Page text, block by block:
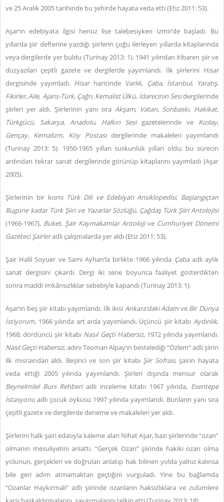
ve 25 Aralık 2005 tarihinde bu şehirde hayata veda etti (Etiz 2011: 53).
Aşar’ın edebiyata ilgisi henüz lise talebesiyken İzmir’de başladı. Bu
yıllarda şiir defterine yazdığı şiirlerin çoğu ilerleyen yıllarda kitaplarında
veya dergilerde yer buldu (Turinay 2013: 1). 1941 yılından itibaren şiir ve
düzyazıları çeşitli gazete ve dergilerde yayımlandı. İlk şiirlerini Hisar
dergisinde yayımladı. Hisar haricinde Varlık, Çaba, İstanbul, Yaratış,
Fikirler,Aile, Ajans-Türk, Çağrı, Kemalist Ülkü, İdarecinin Sesidergilerinde
şiirleri yer aldı. Şiirlerinin yanı sıra Akşam, Vatan, Sonbaskı, Hakikat,
Türkgücü, Sakarya, Anadolu, Halkın Sesi gazetelerinde ve Kızılay,
Gençay, Kemalizm, Köy Postasıdergilerinde makaleleri yayımlandı
(Turinay 2013: 5). 1950-1965 yılları suskunluk yılları oldu; bu sürecin
ardından tekrar sanat dergilerinde görünüp kitaplarını yayımladı (Aşar
2005).
Şiirlerinin bir kısmı Türk Dili ve Edebiyatı Ansiklopedisi, Başlangıçtan
Bugüne kadar Türk Şiiri ve Yazarlar Sözlüğü, Çağdaş Türk Şiiri Antolojisi
(1966-1967), Buket, Şair Kaymakamlar Antolojive Cumhuriyet Dönemi
Gazeteci Şairleradlı çalışmalarda yer aldı (Etiz 2011: 53).
Şair Halil Soyuer ve Sami Ayhan’la birlikte 1966 yılında Çabaadlı aylık
sanat dergisini çıkardı. Dergi iki sene boyunca faaliyet gösterdikten
sonra maddi imkânsızlıklar sebebiyle kapandı (Turinay 2013: 1).
Aşar’ın beş şiir kitabı yayımlandı. İlk ikisi Ankara’daki Adamve Bir Dünya
İstiyorum, 1966 yılında art arda yayımlandı. Üçüncü şiir kitabı Aydınlık,
1968; dördüncü şiir kitabı Nasıl Geçti Habersiz, 1972 yılında yayımlandı.
Nasıl Geçti Habersiz, adını Teoman Alpay’ın bestelediği “Özlem” adlı şiirin
ilk mısraından aldı. Beşinci ve son şiir kitabı Şiir Sofrası, şairin hayata
veda ettiği 2005 yılında yayımlandı. Şiirleri dışında mensur olarak
Beynelmilel Burs Rehberiadlı inceleme kitabı 1967 yılında, Esentepe
İstasyonuadlı çocuk öyküsü 1997 yılında yayımlandı. Bunların yanı sıra
çeşitli gazete ve dergilerde deneme ve makaleleri yer aldı.
Şiirlerini halk şairi edasıyla kaleme alan Nihat Aşar, bazı şiirlerinde “ozan”
olmanın mesuliyetini anlattı. “Gerçek Ozan” şiirinde hakiki ozan olma
yolunun, gerçekleri ve doğruları anlatıp hak bilinen yolda yalnız kalınsa
bile geri adım atmamaktan geçtiğini vurguladı. Yine bu bağlamda
“Ozanlar Haykırmalı” adlı şiirinde ozanların haksızlıklara ve zulümlere